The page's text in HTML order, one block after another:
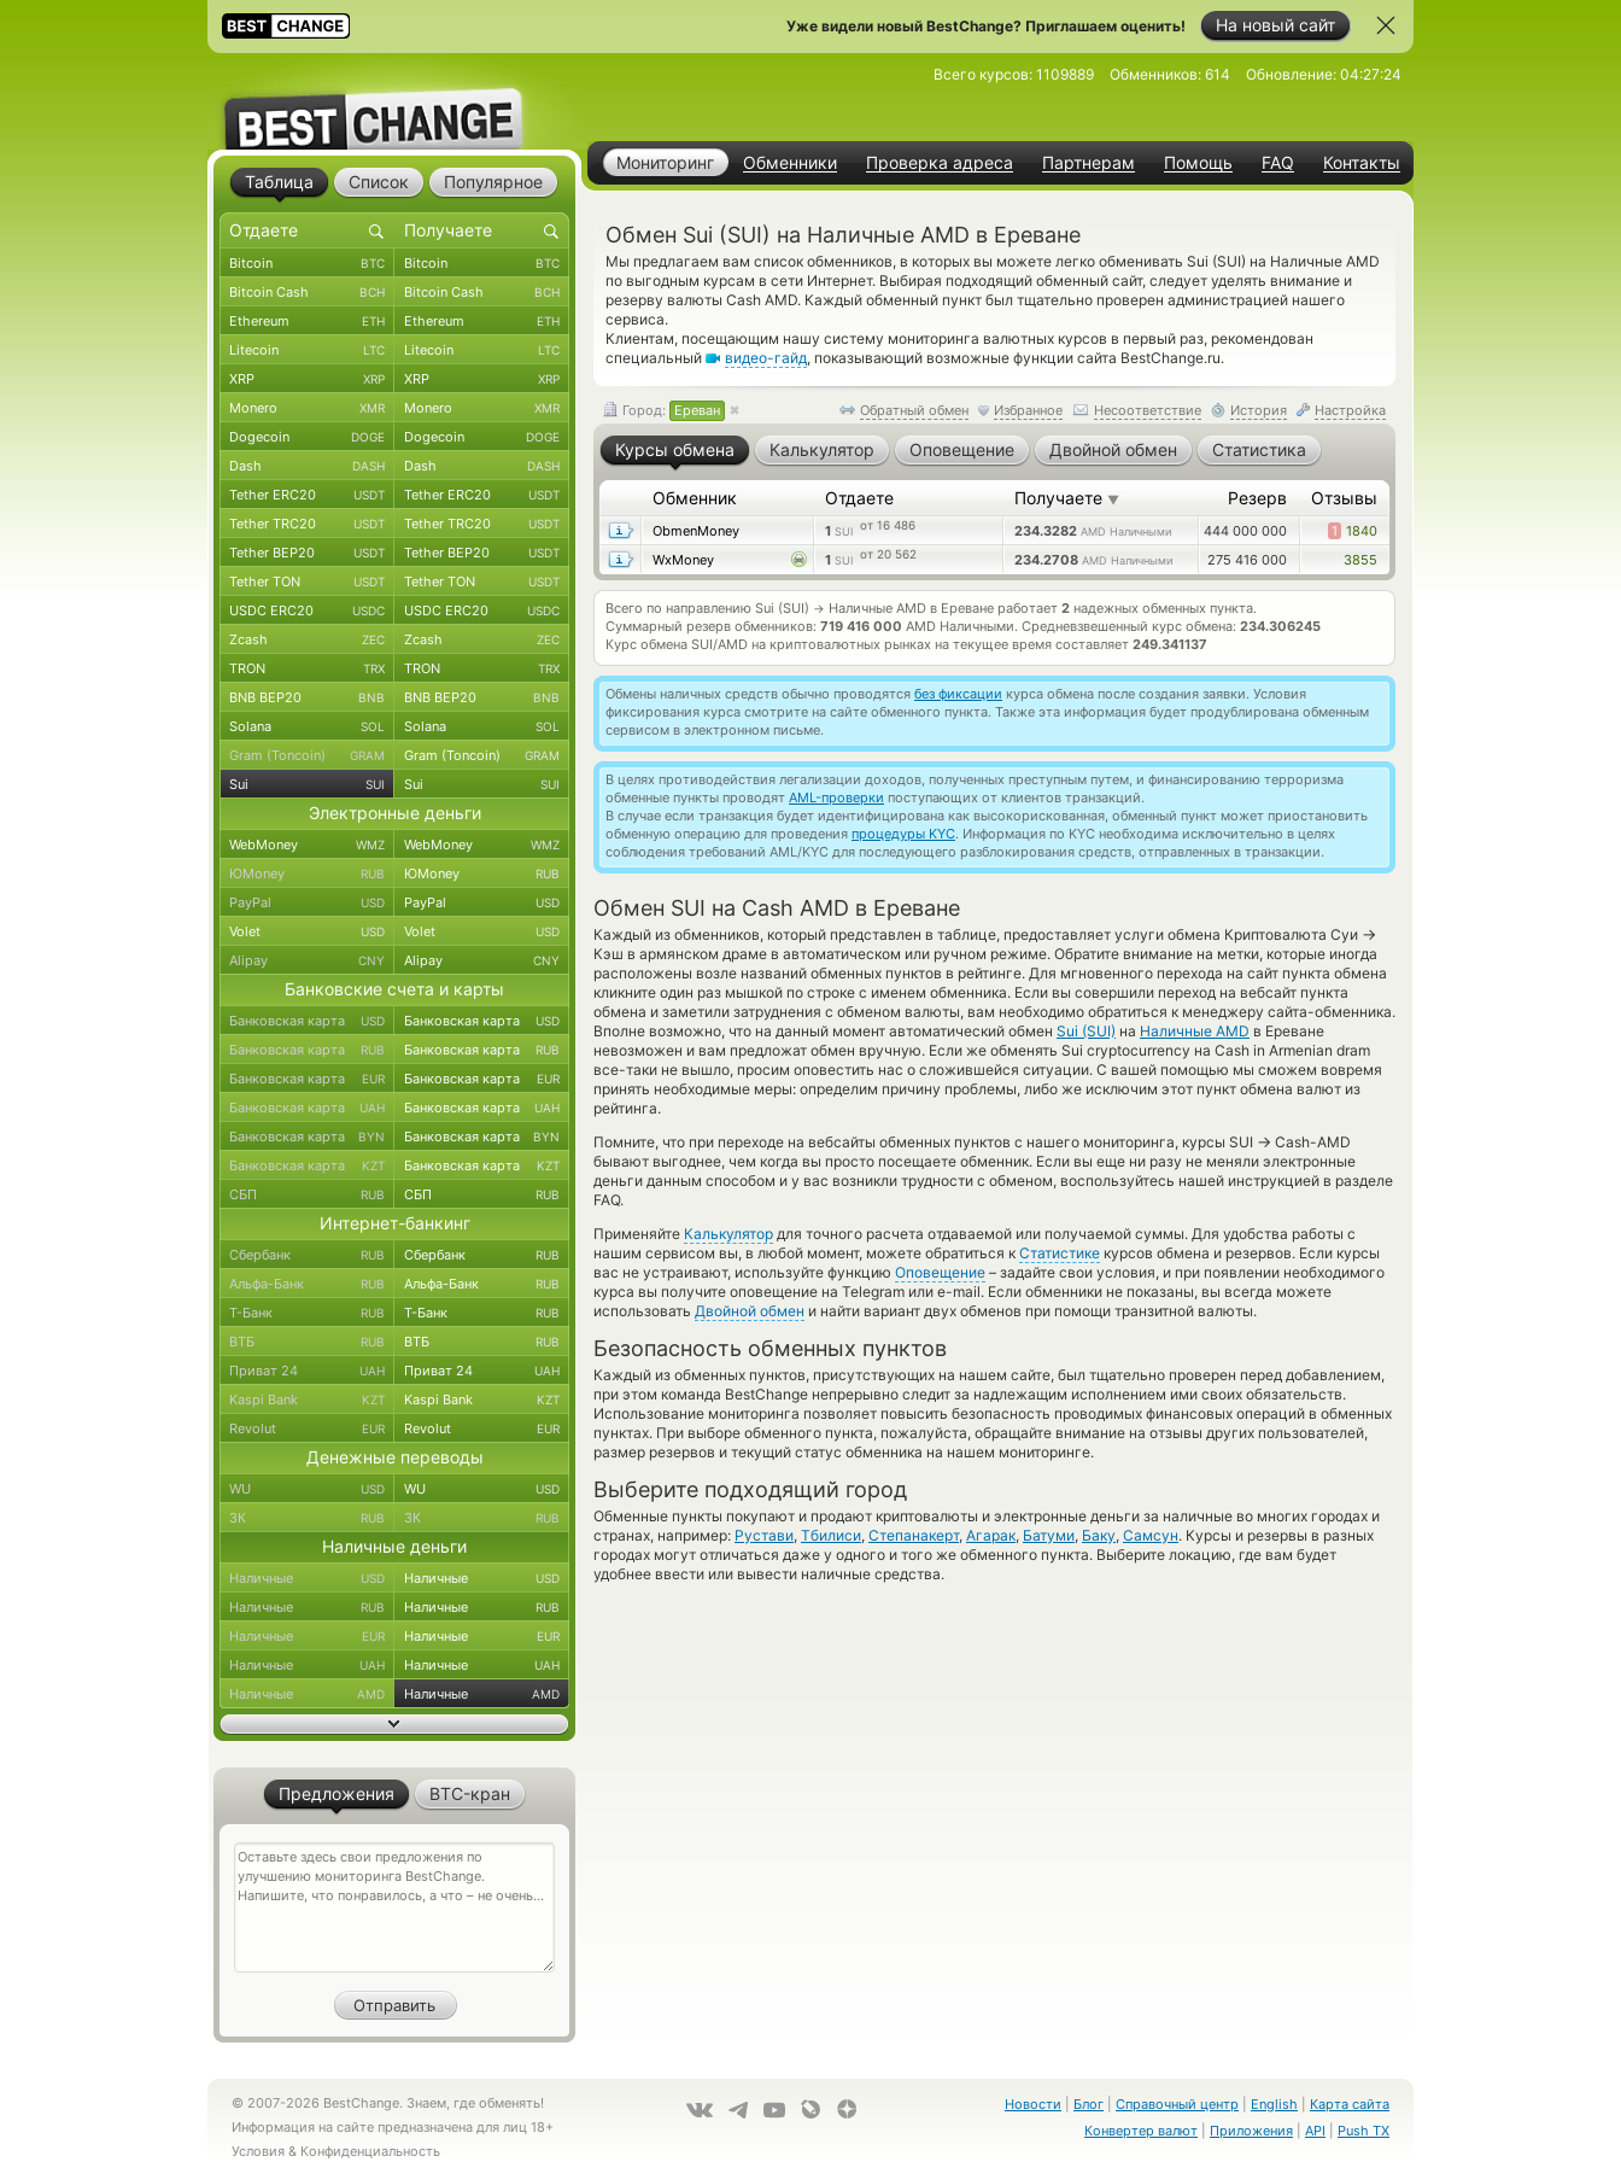
На новый сайт
Уже видели новый BestChange? Приглашаем оценить!
Мониторинг Обменники Проверка адреса Партнерам Помощь FAQ Контакты
Всего курсов: 1109889 Обменников: 614 Обновление: 04:27:24
Обмен Sui (SUI) на Наличные AMD в Ереване
Мы предлагаем вам список обменников, в которых вы можете легко обменивать Sui (SUI) на Наличные AMD
по выгодным курсам в сети Интернет. Выбирая подходящий обменный сайт, следует уделять внимание и
резерву валюты Cash AMD. Каждый обменный пункт был тщательно проверен администрацией нашего
сервиса.
Клиентам, посещающим нашу систему мониторинга валютных курсов в первый раз, рекомендован
специальный
видео-гайд, показывающий возможные функции сайта BestChange.ru.
Обратный обмен Избранное Несоответствие История Настройка
Город: Ереван
Курсы обмена Калькулятор Оповещение Двойной обмен Статистика
Обменник Отдаете Получаете ▼ Резерв Отзывы
ObmenMoney 1 SUI от 16 486 234.3282 AMD Наличными 444 000 000 1 1840
WxMoney
1 SUI от 20 562 234.2708 AMD Наличными 275 416 000 3855
Всего по направлению Sui (SUI) → Наличные AMD в Ереване работает 2 надежных обменных пункта.
Суммарный резерв обменников: 719 416 000 AMD Наличными. Средневзвешенный курс обмена: 234.306245
Курс обмена SUI/AMD на криптовалютных рынках на текущее время составляет 249.341137
Обмены наличных средств обычно проводятся без фиксации курса обмена после создания заявки. Условия
фиксирования курса смотрите на сайте обменного пункта. Также эта информация будет продублирована обменным
сервисом в электронном письме.
В целях противодействия легализации доходов, полученных преступным путем, и финансированию терроризма
обменные пункты проводят AML-проверки поступающих от клиентов транзакций.
В случае если транзакция будет идентифицирована как высокорискованная, обменный пункт может приостановить
обменную операцию для проведения процедуры KYC. Информация по KYC необходима исключительно в целях
соблюдения требований AML/KYC для последующего разблокирования средств, отправленных в транзакции.
Обмен SUI на Cash AMD в Ереване
Каждый из обменников, который представлен в таблице, предоставляет услуги обмена Криптовалюта Суи →
Кэш в армянском драме в автоматическом или ручном режиме. Обратите внимание на метки, которые иногда
расположены возле названий обменных пунктов в рейтинге. Для мгновенного перехода на сайт пункта обмена
кликните один раз мышкой по строке с именем обменника. Если вы совершили переход на вебсайт пункта
обмена и заметили затруднения с обменом валюты, вам необходимо обратиться к менеджеру сайта-обменника.
Вполне возможно, что на данный момент автоматический обмен Sui (SUI) на Наличные AMD в Ереване
невозможен и вам предложат обмен вручную. Если же обменять Sui cryptocurrency на Cash in Armenian dram
все-таки не вышло, просим оповестить нас о сложившейся ситуации. С вашей помощью мы сможем вовремя
принять необходимые меры: определим причину проблемы, либо же исключим этот пункт обмена валют из
рейтинга.
Помните, что при переходе на вебсайты обменных пунктов с нашего мониторинга, курсы SUI → Cash-AMD
бывают выгоднее, чем когда вы просто посещаете обменник. Если вы еще ни разу не меняли электронные
деньги данным способом и у вас возникли трудности с обменом, воспользуйтесь нашей инструкцией в разделе
FAQ.
Применяйте Калькулятор для точного расчета отдаваемой или получаемой суммы. Для удобства работы с
нашим сервисом вы, в любой момент, можете обратиться к Статистике курсов обмена и резервов. Если курсы
вас не устраивают, используйте функцию Оповещение – задайте свои условия, и при появлении необходимого
курса вы получите оповещение на Telegram или e-mail. Если обменники не показаны, вы всегда можете
использовать Двойной обмен и найти вариант двух обменов при помощи транзитной валюты.
Безопасность обменных пунктов
Каждый из обменных пунктов, присутствующих на нашем сайте, был тщательно проверен перед добавлением,
при этом команда BestChange непрерывно следит за надлежащим исполнением ими своих обязательств.
Использование мониторинга позволяет повысить безопасность проводимых финансовых операций в обменных
пунктах. При выборе обменного пункта, пожалуйста, обращайте внимание на отзывы других пользователей,
размер резервов и текущий статус обменника на нашем мониторинге.
Выберите подходящий город
Обменные пункты покупают и продают криптовалюты и электронные деньги за наличные во многих городах и
странах, например: Рустави, Тбилиси, Степанакерт, Агарак, Батуми, Баку, Самсун. Курсы и резервы в разных
городах могут отличаться даже у одного и того же обменного пункта. Выберите локацию, где вам будет
удобнее ввести или вывести наличные средства.
Таблица Список Популярное
Bitcoin BTC Bitcoin BTC
Bitcoin Cash BCH Bitcoin Cash BCH
Ethereum ETH Ethereum ETH
Litecoin LTC Litecoin LTC
XRP XRP XRP XRP
Monero XMR Monero XMR
Dogecoin DOGE Dogecoin DOGE
Dash DASH Dash DASH
Tether ERC20 USDT Tether ERC20 USDT
Tether TRC20 USDT Tether TRC20 USDT
Tether BEP20 USDT Tether BEP20 USDT
Tether TON USDT Tether TON USDT
USDC ERC20 USDC USDC ERC20 USDC
Zcash ZEC Zcash ZEC
TRON TRX TRON TRX
BNB BEP20 BNB BNB BEP20 BNB
Solana SOL Solana SOL
Gram (Toncoin) GRAM Gram (Toncoin) GRAM
Sui SUI Sui SUI
Электронные деньги
WebMoney WMZ WebMoney WMZ
ЮMoney RUB ЮMoney RUB
PayPal USD PayPal USD
Volet USD Volet USD
Alipay CNY Alipay CNY
Банковские счета и карты
Банковская карта USD Банковская карта USD
Банковская карта RUB Банковская карта RUB
Банковская карта EUR Банковская карта EUR
Банковская карта UAH Банковская карта UAH
Банковская карта BYN Банковская карта BYN
Банковская карта KZT Банковская карта KZT
СБП RUB СБП RUB
Интернет-банкинг
Сбербанк RUB Сбербанк RUB
Альфа-Банк RUB Альфа-Банк RUB
Т-Банк RUB Т-Банк RUB
ВТБ RUB ВТБ RUB
Приват 24 UAH Приват 24 UAH
Kaspi Bank KZT Kaspi Bank KZT
Revolut EUR Revolut EUR
Денежные переводы
WU USD WU USD
ЗК RUB ЗК RUB
Наличные деньги
Наличные USD Наличные USD
Наличные RUB Наличные RUB
Наличные EUR Наличные EUR
Наличные UAH Наличные UAH
Наличные AMD Наличные AMD
Предложения BTC-кран
© 2007-2026 BestChange. Знаем, где обменять!
Информация на сайте предназначена для лиц 18+
Условия & Конфиденциальность
Новости Блог Справочный центр English
Карта сайта
Конвертер валют
Приложения API Push TX